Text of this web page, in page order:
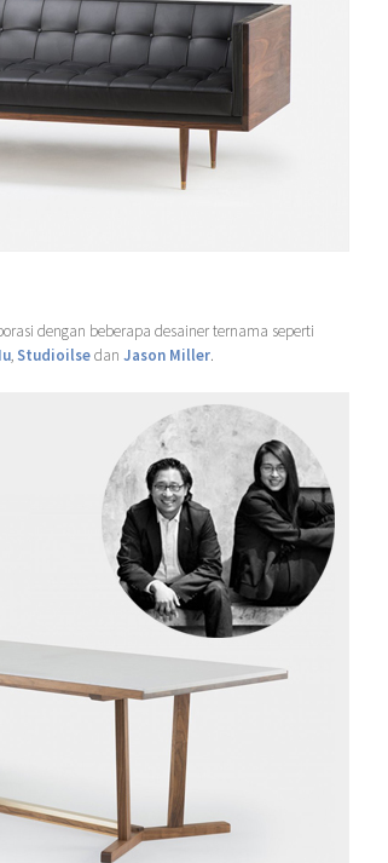
dengan beberapa desainer ternama seperti
, Studioilsedan Jason Miller.